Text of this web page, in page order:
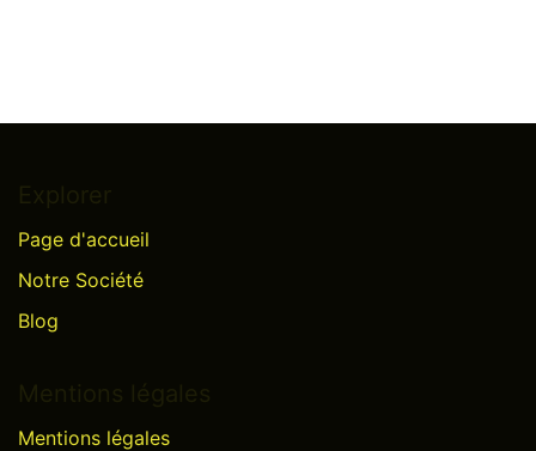
Page d'accueil
Notre Société
Blog
Mentions légales